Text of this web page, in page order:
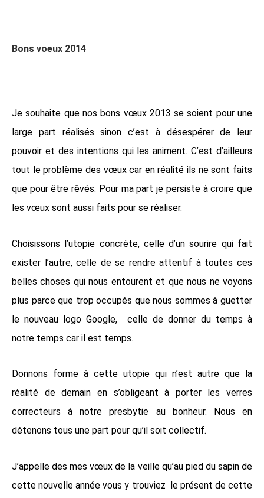
Bons voeux 2014
Je souhaite que nos bons vœux 2013 se soient pour une
large part réalisés sinon c’est à désespérer de leur
pouvoir et des intentions qui les animent. C’est d’ailleurs
tout le problème des vœux car en réalité ils ne sont faits
que pour être rêvés. Pour ma part je persiste à croire que
les vœux sont aussi faits pour se réaliser.
Choisissons l’utopie concrète, celle d’un sourire qui fait
exister l’autre, celle de se rendre attentif à toutes ces
belles choses qui nous entourent et que nous ne voyons
plus parce que trop occupés que nous sommes à guetter
le nouveau logo Google, celle de donner du temps à
notre temps car il est temps.
Donnons forme à cette utopie qui n’est autre que la
réalité de demain en s’obligeant à porter les verres
correcteurs à notre presbytie au bonheur. Nous en
détenons tous une part pour qu’il soit collectif.
J’appelle des mes vœux de la veille qu’au pied du sapin de
cette nouvelle année vous y trouviez le présent de cette